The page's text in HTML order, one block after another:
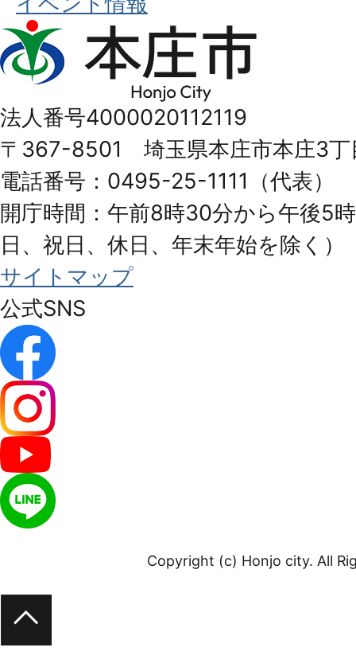
本
庄
Honjo
City
法人番号4000020112119
〒367-8501 埼玉県本庄市本庄3丁
電話番号：0495-25-1111（代表）
開庁時間：午前8時30分から午後5
日、祝日、休日、年末年始を除く）
サイトマップ
公式SNS
Copyright (c) Honjo city. All